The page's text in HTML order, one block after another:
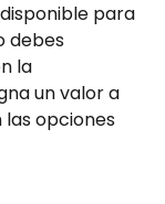
para
debes
la
un valor a
opciones